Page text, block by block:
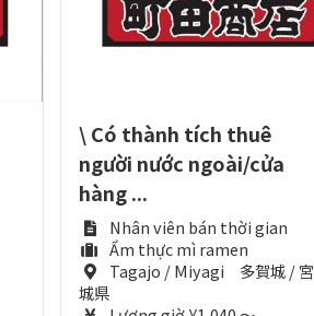
\ Có thành tích thuê
người nước ngoài/cửa
hàng ...
Nhân viên bán thời gian
Ẩm thực mì ramen
Tagajo / Miyagi 多賀城 / 宮
城県